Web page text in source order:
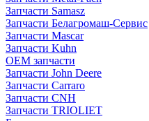
Запчасти Samasz
Запчасти Белагромаш-Сервис
Запчасти Mascar
Запчасти Kuhn
OEM запчасти
Запчасти John Deere
Запчасти Carraro
Запчасти CNH
Запчасти TRIOLIET